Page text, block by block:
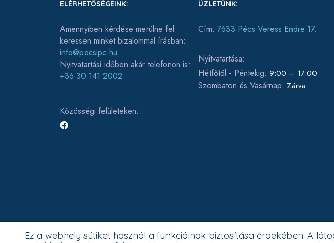
Ez a webhely sütiket használ a funkcióinak biztosítása érdekében. A
ELÉRHETŐSÉGEINK:
Amennyiben kérdése merülne fel
keressen minket bizalommal írásban:
info@pecsipc.hu
Nyitvatartási időben akár telefonon is:
+36 30 141 2002
Közösségi felületeken:
ÜZLETÜNK:
Cím: 7633 Pécs Veress Endre 17.
Nyitvatartása:
Hétfőtől - Péntekig: 9:00 – 17:00
Szombaton és Vasárnap: Zárva